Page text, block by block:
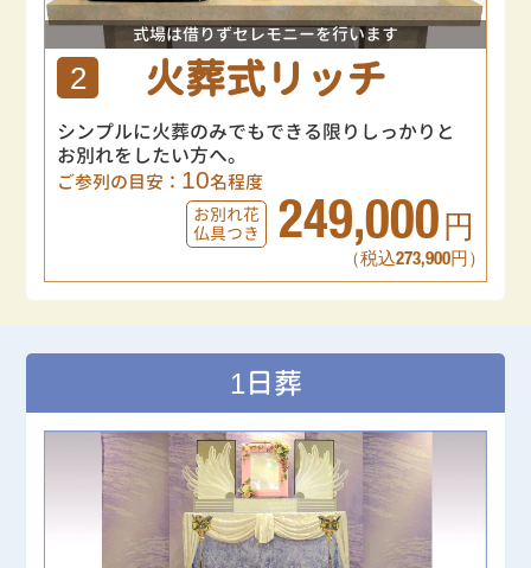
式場は借りずセレモニーを行います
2 火葬式リッチ
シンプルに火葬のみでもできる限りしっかりと
お別れをしたい方へ。
ご参列の目安： 10名程度
お別れ花
仏具つき
249,000 円
（税込273,900円）
1日葬